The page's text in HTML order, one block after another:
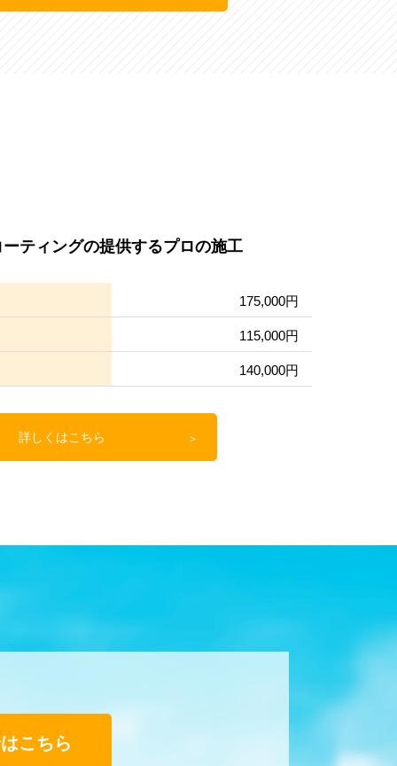
ティングの提供するプロの施工
175,000円
115,000円
140,000円
詳しくはこちら
こちら